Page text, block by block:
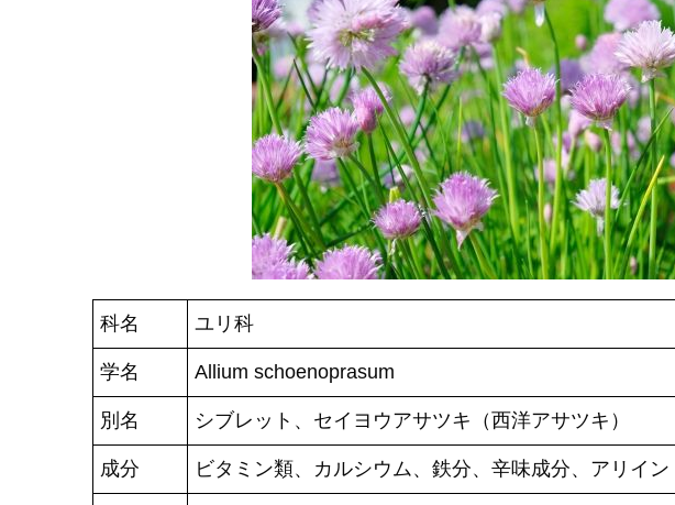
科名 ユリ科
学名 Allium schoenoprasum
別名 シブレット、セイヨウアサツキ（西洋アサツキ）
成分 ビタミン類、カルシウム、鉄分、辛味成分、アリイン